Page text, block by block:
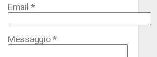
Email *
Messaggio*